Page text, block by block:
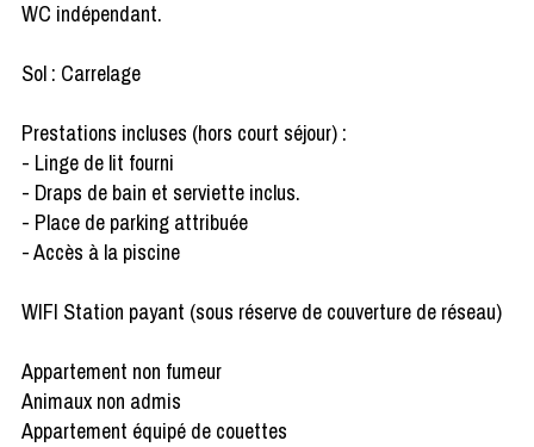
WC indépendant.
Sol : Carrelage
Prestations incluses (hors court séjour) :
- Linge de lit fourni
- Draps de bain et serviette inclus.
- Place de parking attribuée
- Accès à la piscine
WIFI Station payant (sous réserve de couverture de réseau)
Appartement non fumeur
Animaux non admis
Appartement équipé de couettes